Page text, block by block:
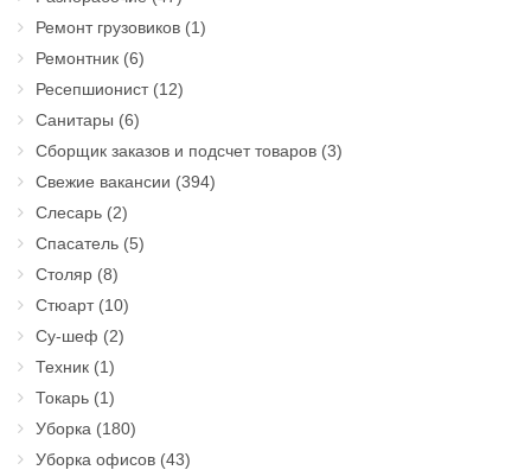
Ремонт грузовиков (1)
Ремонтник (6)
Ресепшионист(12)
Санитары (6)
Сборщик заказов и подсчет товаров (3)
Свежие вакансии (394)
Слесарь (2)
Спасатель (5)
Столяр (8)
Стюарт(10)
Су-шеф (2)
Техник (1)
Токарь (1)
Уборка (180)
Уборка офисов (43)